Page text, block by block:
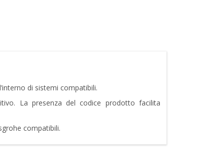
di sistemi compatibili.
La presenza del codice prodotto facilita
compatibili.